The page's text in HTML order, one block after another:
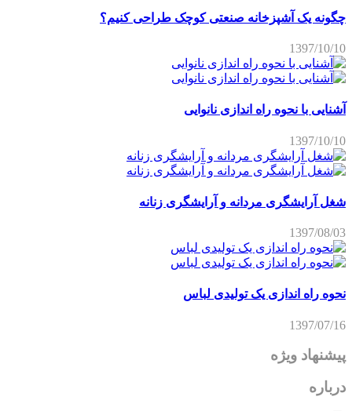
چگونه یک آشپزخانه صنعتی کوچک طراحی کنیم؟
1397/10/10
آشنایی با نحوه راه اندازی نانوایی
1397/10/10
شغل آرایشگری مردانه و آرایشگری زنانه
1397/08/03
نحوه راه اندازی یک تولیدی لباس
1397/07/16
پیشنهاد ویژه
درباره